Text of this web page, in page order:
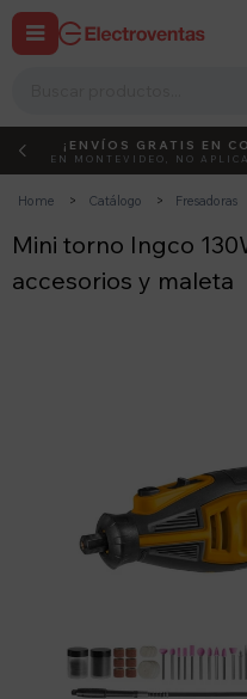

DEBUT
¡ENVÍOS GRATIS EN
EN MONTEVIDEO, NO
Home Catálogo Fresadoras
Mini torno Ingco
accesorios y maleta